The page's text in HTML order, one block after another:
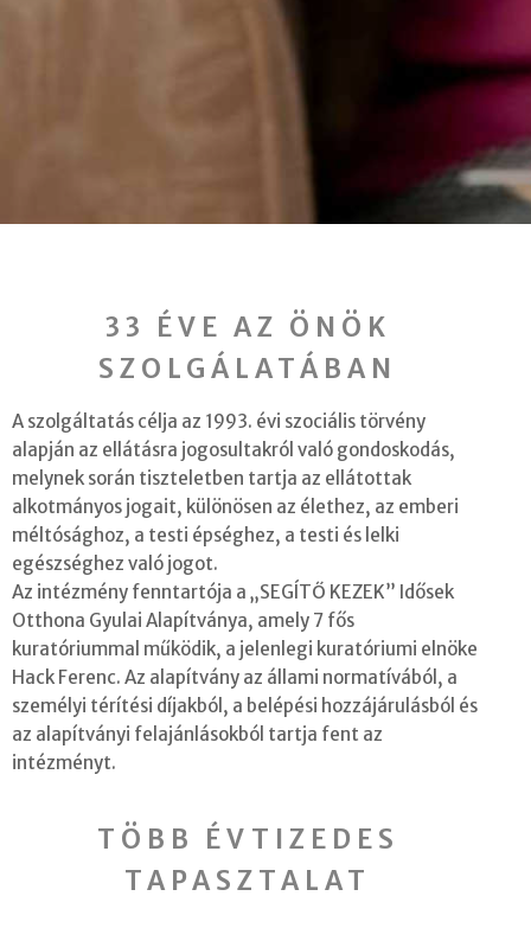
33 ÉVE AZ ÖNÖK
SZOLGÁLATÁBAN
A szolgáltatás célja az 1993. évi szociális törvény
alapján az ellátásra jogosultakról való gondoskodás,
melynek során tiszteletben tartja az ellátottak
alkotmányos jogait, különösen az élethez, az emberi
méltósághoz, a testi épséghez, a testi és lelki
egészséghez való jogot.
Az intézmény fenntartója a „SEGÍTŐ KEZEK” Idősek
Otthona Gyulai Alapítványa, amely 7 fős
kuratóriummal működik, a jelenlegi kuratóriumi elnöke
Hack Ferenc. Az alapítvány az állami normatívából, a
személyi térítési díjakból, a belépési hozzájárulásból és
az alapítványi felajánlásokból tartja fent az
intézményt.
TÖBB ÉVTIZEDES
TAPASZTALAT